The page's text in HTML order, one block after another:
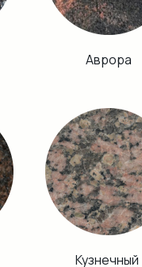
Аврора
Кузнечный